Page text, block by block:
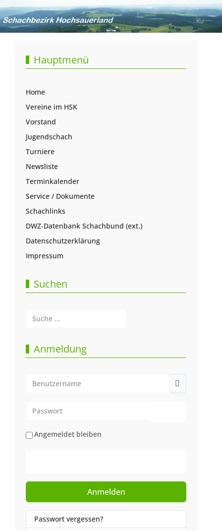
Hauptmenü
Home
Vereine im HSK
Vorstand
Jugendschach
Turniere
Newsliste
Terminkalender
Service / Dokumente
Schachlinks
DWZ-Datenbank Schachbund (ext.)
Datenschutzerklärung
Impressum
Suchen
Anmeldung
Angemeldet bleiben
Anmelden
Passwort vergessen?